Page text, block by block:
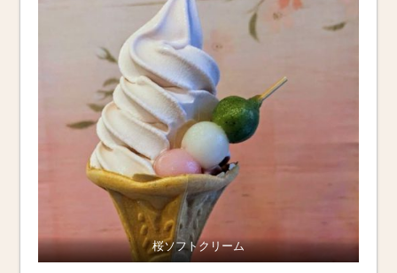
桜ソフトクリーム